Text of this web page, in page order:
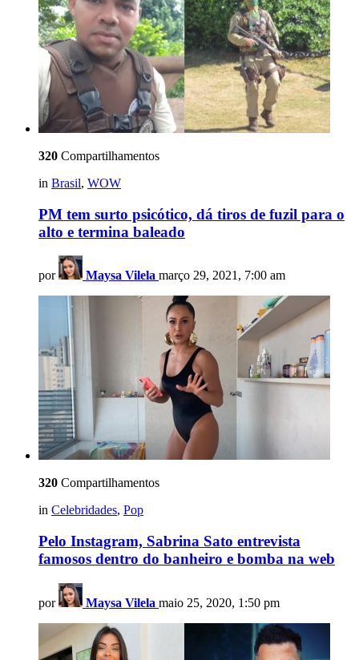
320 Compartilhamentos
in Brasil, WOW
PM tem surto psicótico, dá tiros de fuzil para o
alto e termina baleado
por Maysa Vilela março 29, 2021, 7:00 am
320 Compartilhamentos
in Celebridades, Pop
Pelo Instagram, Sabrina Sato entrevista
famosos dentro do banheiro e bomba na web
por Maysa Vilela maio 25, 2020, 1:50 pm